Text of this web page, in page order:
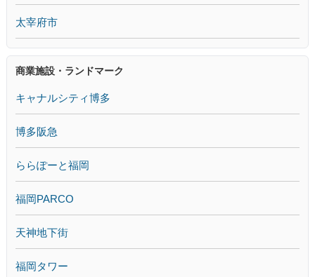
太宰府市
商業施設・ランドマーク
キャナルシティ博多
博多阪急
ららぽーと福岡
福岡PARCO
天神地下街
福岡タワー